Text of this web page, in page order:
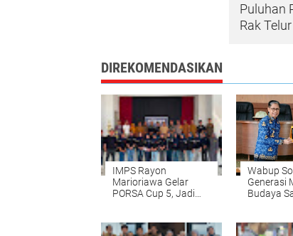
Puluhan
Rak
DIREKOMENDASIKAN
IMPS Rayon
Marioriawa Gelar
PORSA Cup 5, Jadi
Wabup
Generasi
Budaya